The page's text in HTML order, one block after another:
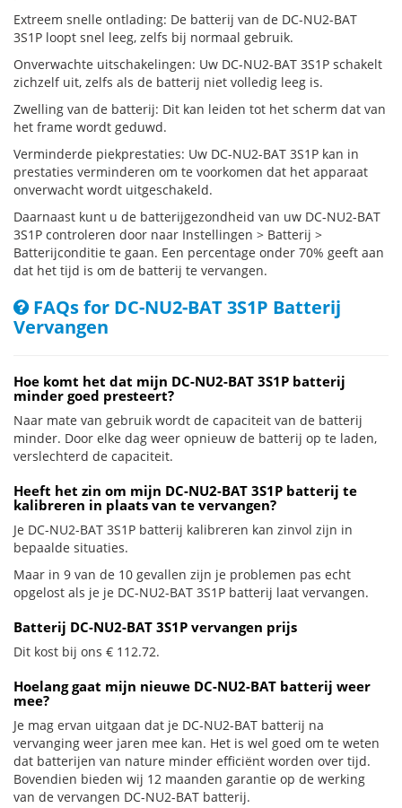
Extreem snelle ontlading: De batterij van de DC-NU2-BAT
3S1P loopt snel leeg, zelfs bij normaal gebruik.
Onverwachte uitschakelingen: Uw DC-NU2-BAT 3S1P schakelt
zichzelf uit, zelfs als de batterij niet volledig leeg is.
Zwelling van de batterij: Dit kan leiden tot het scherm dat van
het frame wordt geduwd.
Verminderde piekprestaties: Uw DC-NU2-BAT 3S1P kan in
prestaties verminderen om te voorkomen dat het apparaat
onverwacht wordt uitgeschakeld.
Daarnaast kunt u de batterijgezondheid van uw DC-NU2-BAT
3S1P controleren door naar Instellingen > Batterij >
Batterijconditie te gaan. Een percentage onder 70% geeft aan
dat het tijd is om de batterij te vervangen.
FAQs for DC-NU2-BAT 3S1P Batterij
Vervangen
Hoe komt het dat mijn DC-NU2-BAT 3S1P batterij
minder goed presteert?
Naar mate van gebruik wordt de capaciteit van de batterij
minder. Door elke dag weer opnieuw de batterij op te laden,
verslechterd de capaciteit.
Heeft het zin om mijn DC-NU2-BAT 3S1P batterij te
kalibreren in plaats van te vervangen?
Je DC-NU2-BAT 3S1P batterij kalibreren kan zinvol zijn in
bepaalde situaties.
Maar in 9 van de 10 gevallen zijn je problemen pas echt
opgelost als je je DC-NU2-BAT 3S1P batterij laat vervangen.
Batterij DC-NU2-BAT 3S1P vervangen prijs
Dit kost bij ons € 112.72.
Hoelang gaat mijn nieuwe DC-NU2-BAT batterij weer
mee?
Je mag ervan uitgaan dat je DC-NU2-BAT batterij na
vervanging weer jaren mee kan. Het is wel goed om te weten
dat batterijen van nature minder efficiënt worden over tijd.
Bovendien bieden wij 12 maanden garantie op de werking
van de vervangen DC-NU2-BAT batterij.